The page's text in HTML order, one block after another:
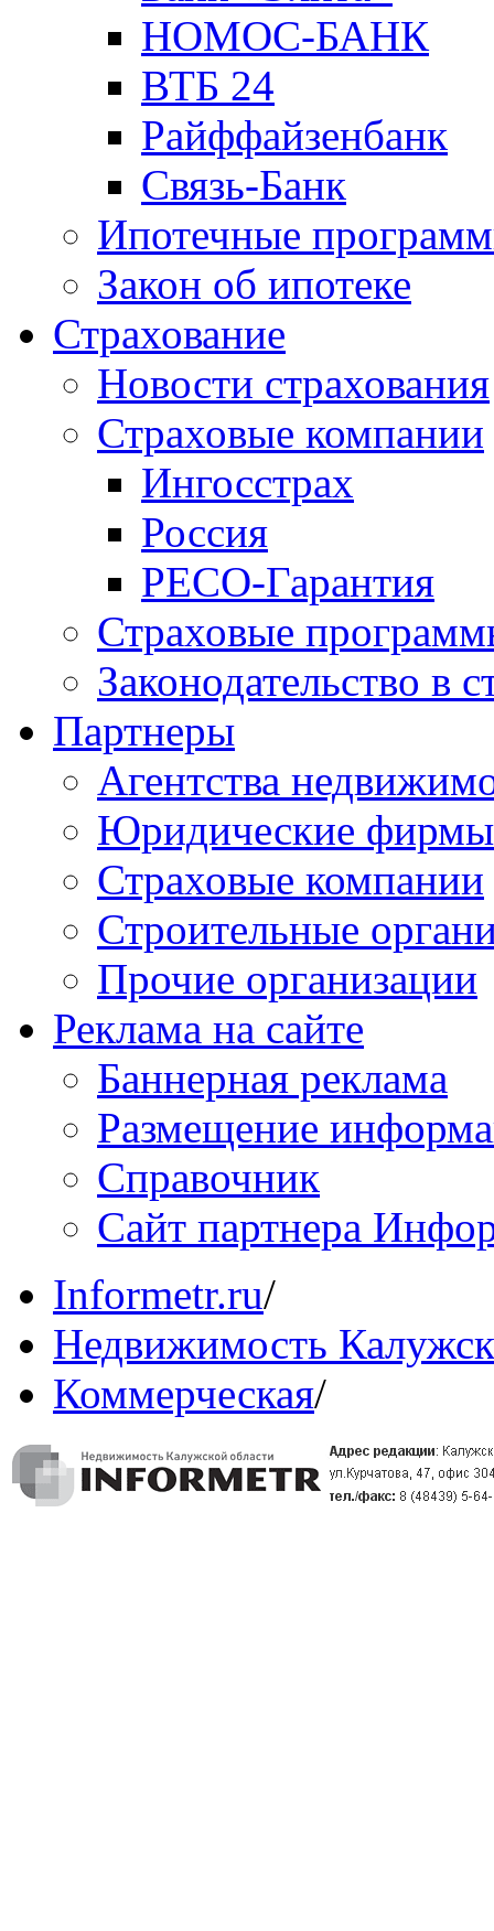
НОМОС-БАНК
ВТБ 24
Райффайзенбанк
Связь-Банк
Ипотечные
Закон об ипотеке
Страхование
Новости страхования
Страховые компании
Ингосстрах
Россия
РЕСО-Гарантия
Страховые
Законодательство в
Партнеры
Агентства
Юридические фирмы
Страховые компании
Строительные
Прочие организации
Реклама на сайте
Баннерная реклама
Размещение
Справочник
Сайт партнера
Informetr.ru/
Недвижимость
Коммерческая/